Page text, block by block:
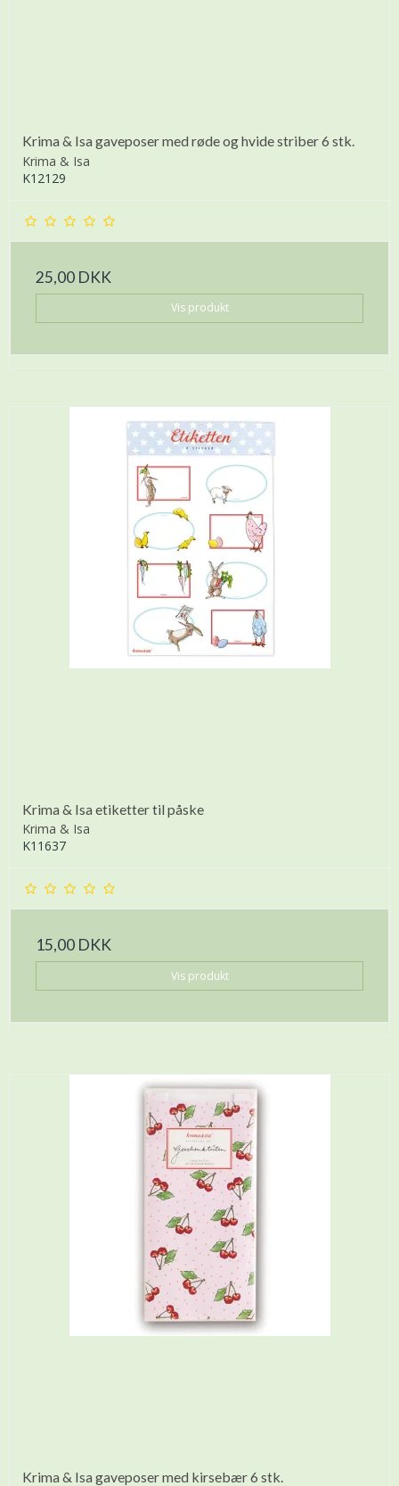
Krima & Isa gaveposer med røde og hvide striber 6 stk.
Krima & Isa
K12129
25,00 DKK
Vis produkt
Krima & Isa etiketter til påske
Krima & Isa
K11637
15,00 DKK
Vis produkt
Krima & Isa gaveposer med kirsebær 6 stk.